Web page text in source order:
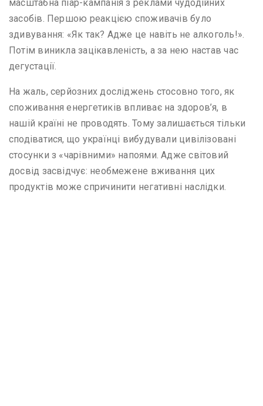
масштабна піар-кампанія з реклами чудодійних
засобів. Першою реакцією споживачів було
здивування: «Як так? Адже це навіть не алкоголь!».
Потім виникла зацікавленість, а за нею настав час
дегустації.
На жаль, серйозних досліджень стосовно того, як
споживання енергетиків впливає на здоров’я, в
нашій країні не проводять. Тому залишається тільки
сподіватися, що українці вибудували цивілізовані
стосунки з «чарівними» напоями. Адже світовий
досвід засвідчує: необмежене вживання цих
продуктів може спричинити негативні наслідки.